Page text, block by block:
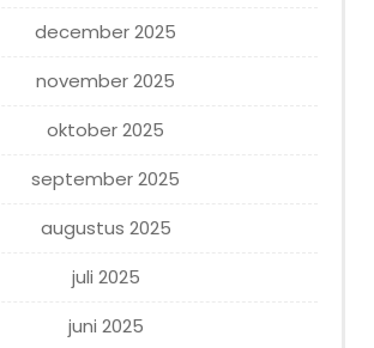
december 2025
november 2025
oktober 2025
september 2025
augustus 2025
juli 2025
juni 2025